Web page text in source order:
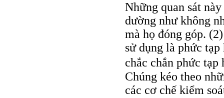
Những quan sát
dường như không
mà họ đóng góp.
sử dụng là phức
chắc chắn phức
Chúng kéo theo
các cơ chế kiểm